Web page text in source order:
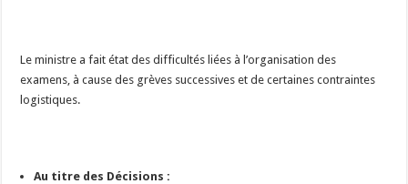
Le ministre a fait état des difficultés liées à l’organisation des
examens, à cause des grèves successives et de certaines contraintes
logistiques.
Au titre des Décisions :